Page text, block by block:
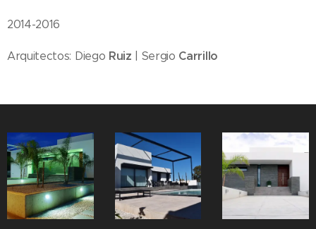
2014-2016
Arquitectos: Diego Ruiz | Sergio Carrillo